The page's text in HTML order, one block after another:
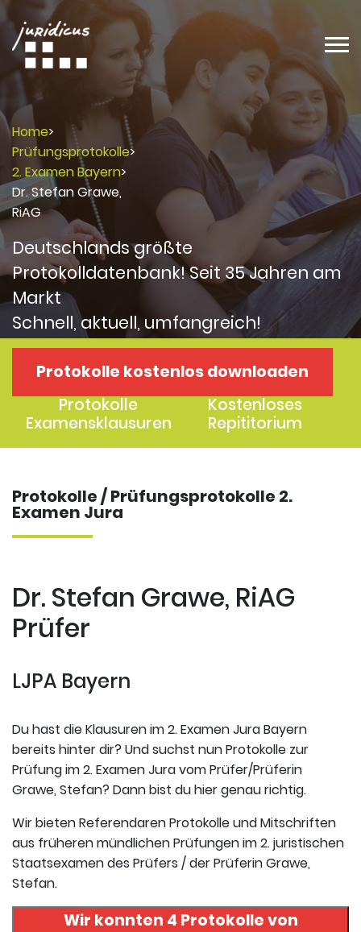
Home>
Prüfungsprotokolle>
2. Examen Bayern>
Dr. Stefan Grawe,
RiAG
Deutschlands größte
Protokolldatenbank! Seit 35 Jahren am
Markt
Schnell, aktuell, umfangreich!
Protokolle kostenlos downloaden
1. Examen
2. Examen
Protokolle
Examensklausuren
Kostenloses
Repititorium
Protokolle / Prüfungsprotokolle 2.
Examen Jura
Dr. Stefan Grawe, RiAG
Prüfer
LJPA Bayern
Du hast die Klausuren im 2. Examen Jura Bayern
bereits hinter dir? Und suchst nun Protokolle zur
Prüfung im 2. Examen Jura vom Prüfer/Prüferin
Grawe, Stefan? Dann bist du hier genau richtig.
Wir bieten Referendaren Protokolle und Mitschriften
aus früheren mündlichen Prüfungen im 2. juristischen
Staatsexamen des Prüfers / der Prüferin Grawe,
Stefan.
Wir konnten 4 Protokolle von